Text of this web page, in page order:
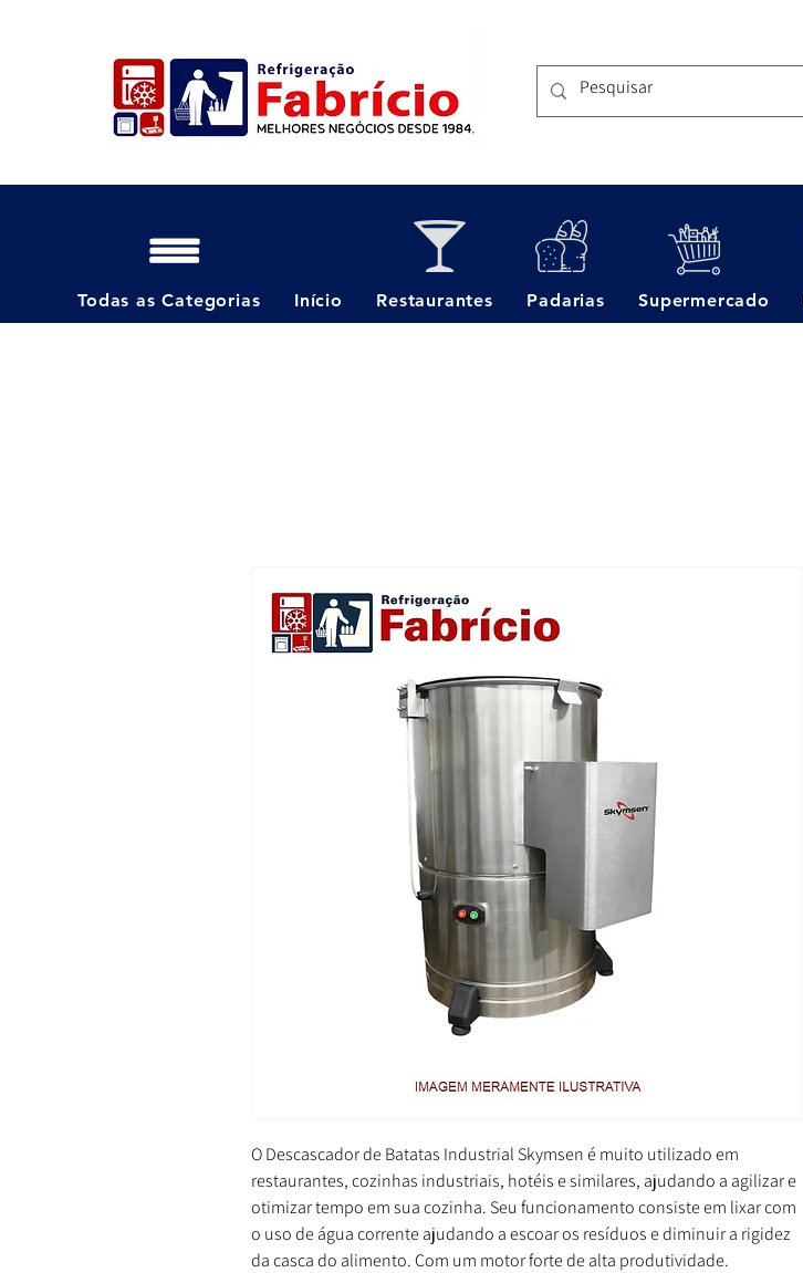
O Descascador de Batatas Industrial Skymsen é muito utilizado em
restaurantes, cozinhas industriais, hotéis e similares, ajudando a agilizar e
otimizar tempo em sua cozinha. Seu funcionamento consiste em lixar com
o uso de água corrente ajudando a escoar os resíduos e diminuir a rigidez
da casca do alimento. Com um motor forte de alta produtividade.
Todas as Categorias Início Restaurantes Padarias Supermercado